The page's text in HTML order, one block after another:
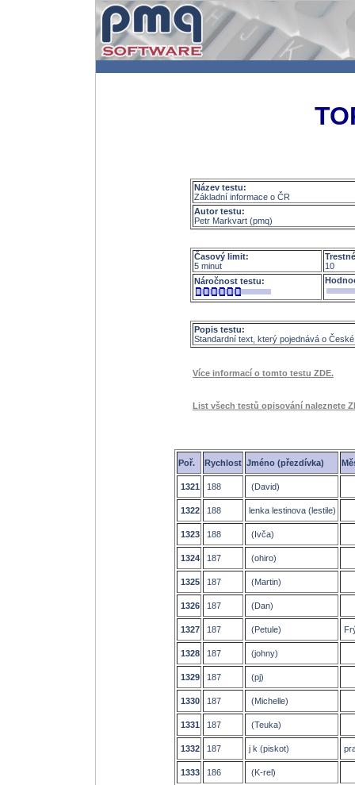
Název testu:
Základní informace o ČR
Autor testu:
Petr Markvart (pmq)
Časový limit:
5 minut
10
Náročnost testu:
Popis testu:
Standardní text, který pojednává o
Více informací o tomto testu ZDE.
List všech testů opisování naleznete
Poř. Rychlost Jméno (přezdívka)
1321 188 (David)
1322 188 lenka lestinova (lestile)
1323 188 (Ivča)
1324 187 (ohiro)
1325 187 (Martin)
1326 187 (Dan)
1327 187 (Petule)
1328 187 (johny)
1329 187 (pj)
1330 187 (Michelle)
1331 187 (Teuka)
1332 187 j k (piskot)
1333 186 (K-rel)